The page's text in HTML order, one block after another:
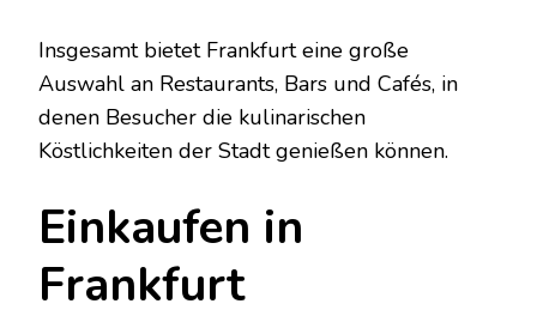
Insgesamt bietet Frankfurt eine große
Auswahl an Restaurants, Bars und Cafés, in
denen Besucher die kulinarischen
Köstlichkeiten der Stadt genießen können.
Einkaufen in
Frankfurt